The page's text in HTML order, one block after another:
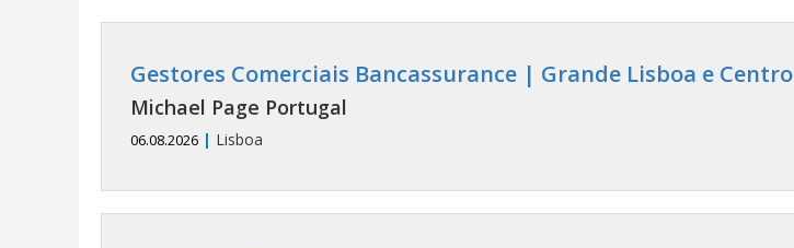
Gestores Comerciais Bancassurance | Grande Lisboa e Centro
Michael Page Portugal
06.08.2026 | Lisboa